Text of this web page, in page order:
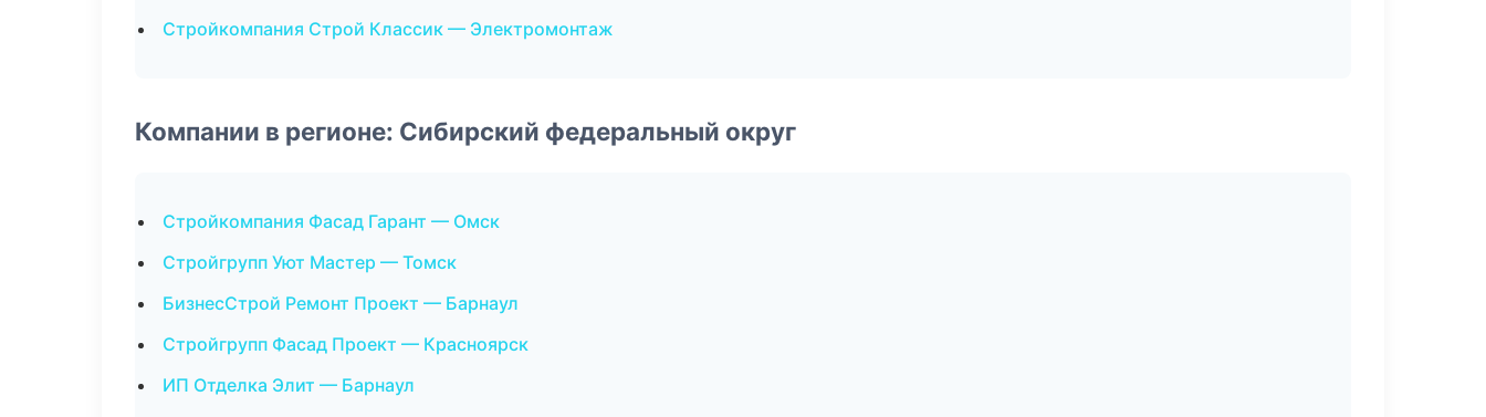
Стройкомпания Строй Классик — Электромонтаж
Компании в регионе: Сибирский федеральный округ
Стройкомпания Фасад Гарант — Омск
Стройгрупп Уют Мастер — Томск
БизнесСтрой Ремонт Проект — Барнаул
Стройгрупп Фасад Проект — Красноярск
ИП Отделка Элит — Барнаул